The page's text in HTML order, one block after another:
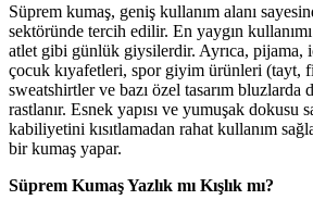
Süprem kumaş, geniş kullanım alanı
sektöründe tercih edilir. En yaygın
atlet gibi günlük giysilerdir. Ayrıca, pijama,
çocuk kıyafetleri, spor giyim ürünleri (tayt,
sweatshirtler ve bazı özel tasarım bluzlarda
rastlanır. Esnek yapısı ve yumuşak dokusu
kabiliyetini kısıtlamadan rahat kullanım
bir kumaş yapar.
Süprem Kumaş Yazlık mı Kışlık mı?